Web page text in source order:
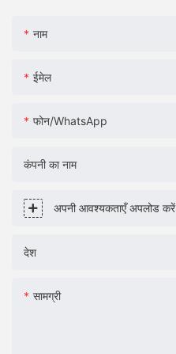
नाम
ईमेल
फोन/WhatsApp
कंपनी का नाम
अपनी आवश्यकताएँ अपलोड करें
देश
सामग्री